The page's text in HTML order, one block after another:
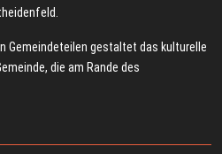
Gemeindeteilen gestaltet das kulturelle
die am Rande des